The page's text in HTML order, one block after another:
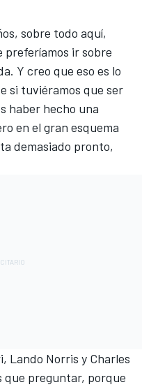
sobre todo aquí,
preferíamos ir sobre
Y creo que eso es lo
si tuviéramos que ser
haber hecho una
en el gran esquema
demasiado pronto,
Lando Norris y Charles
que preguntar, porque